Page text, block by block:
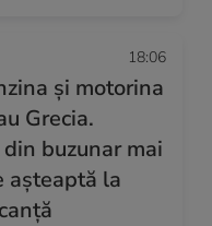
18:06
și motorina
Grecia.
buzunar mai
așteaptă la